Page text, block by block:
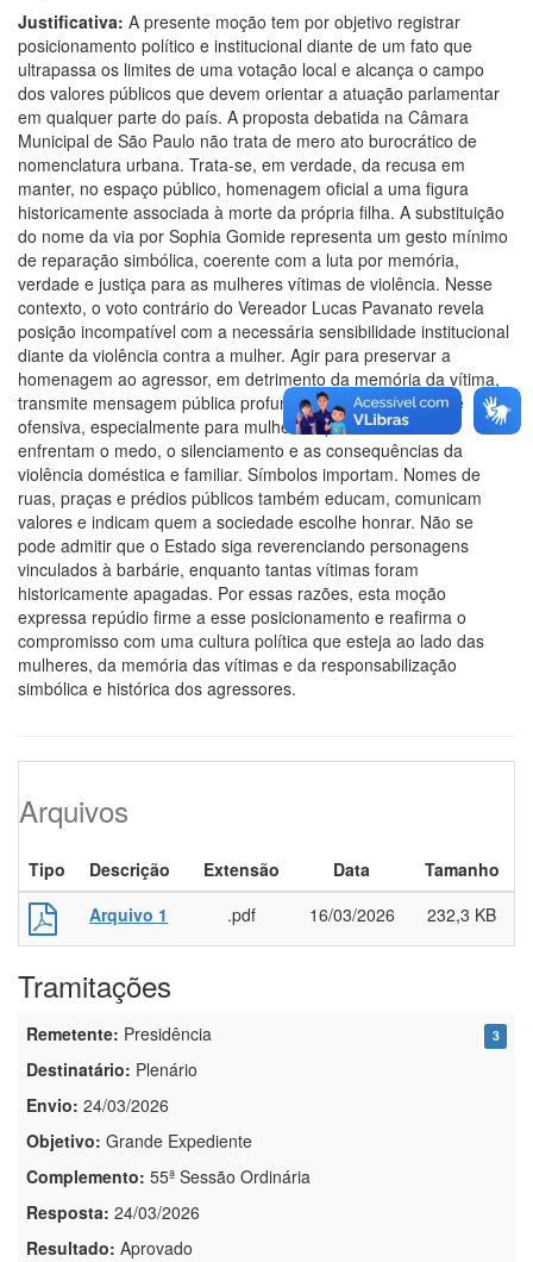
Justificativa: A presente moção tem por objetivo registrar
posicionamento político e institucional diante de um fato que
ultrapassa os limites de uma votação local e alcança o campo
dos valores públicos que devem orientar a atuação parlamentar
em qualquer parte do país. A proposta debatida na Câmara
Municipal de São Paulo não trata de mero ato burocrático de
nomenclatura urbana. Trata-se, em verdade, da recusa em
manter, no espaço público, homenagem oficial a uma figura
historicamente associada à morte da própria filha. A substituição
do nome da via por Sophia Gomide representa um gesto mínimo
de reparação simbólica, coerente com a luta por memória,
verdade e justiça para as mulheres vítimas de violência. Nesse
contexto, o voto contrário do Vereador Lucas Pavanato revela
posição incompatível com a necessária sensibilidade institucional
diante da violência contra a mulher. Agir para preservar a
homenagem ao agressor, em detrimento da memória da vítima,
transmite mensagem pública profundamente inadequada e
ofensiva, especialmente para mulheres que diariamente
enfrentam o medo, o silenciamento e as consequências da
violência doméstica e familiar. Símbolos importam. Nomes de
ruas, praças e prédios públicos também educam, comunicam
valores e indicam quem a sociedade escolhe honrar. Não se
pode admitir que o Estado siga reverenciando personagens
vinculados à barbárie, enquanto tantas vítimas foram
historicamente apagadas. Por essas razões, esta moção
expressa repúdio firme a esse posicionamento e reafirma o
compromisso com uma cultura política que esteja ao lado das
mulheres, da memória das vítimas e da responsabilização
simbólica e histórica dos agressores.
Arquivos
Tipo Descrição Extensão Data
Tamanho
Arquivo 1
.pdf 16/03/2026 232,3 KB
Tramitações
3
Remetente: Presidência
Destinatário: Plenário
Envio: 24/03/2026
Objetivo: Grande Expediente
Complemento: 55ª Sessão Ordinária
Resposta: 24/03/2026
Resultado: Aprovado